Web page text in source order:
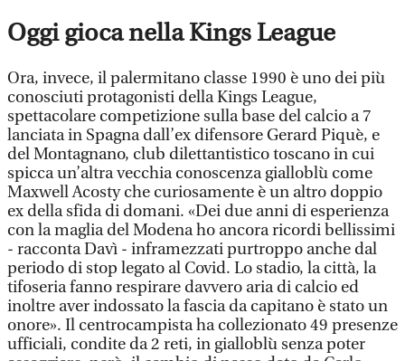
Oggi gioca nella Kings League
Ora, invece, il palermitano classe 1990 è uno dei più
conosciuti protagonisti della Kings League,
spettacolare competizione sulla base del calcio a 7
lanciata in Spagna dall’ex difensore Gerard Piquè, e
del Montagnano, club dilettantistico toscano in cui
spicca un’altra vecchia conoscenza gialloblù come
Maxwell Acosty che curiosamente è un altro doppio
ex della sfida di domani. «Dei due anni di esperienza
con la maglia del Modena ho ancora ricordi bellissimi
- racconta Davì - inframezzati purtroppo anche dal
periodo di stop legato al Covid. Lo stadio, la città, la
tifoseria fanno respirare davvero aria di calcio ed
inoltre aver indossato la fascia da capitano è stato un
onore». Il centrocampista ha collezionato 49 presenze
ufficiali, condite da 2 reti, in gialloblù senza poter